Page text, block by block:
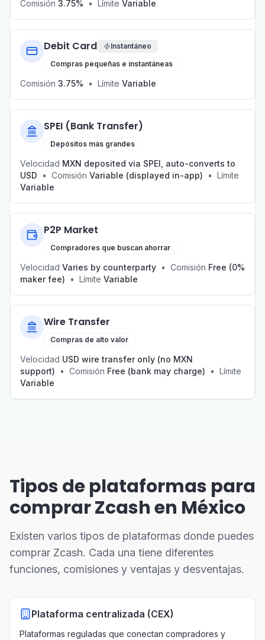
Comisión 3.75% • Límite Variable
Debit Card
Instantáneo
Compras pequeñas e instantáneas
Comisión 3.75% • Límite Variable
SPEI (Bank Transfer)
Depósitos más grandes
Velocidad MXN deposited via SPEI, auto-converts to
USD
• Comisión Variable (displayed in-app) • Límite
Variable
P2P Market
Compradores que buscan ahorrar
Velocidad Varies by counterparty • Comisión Free (0%
maker fee)
• Límite Variable
Wire Transfer
Compras de alto valor
Velocidad USD wire transfer only (no MXN
support)
• Comisión Free (bank may charge) • Límite
Variable
Tipos de plataformas para
comprar Zcash en México
Existen varios tipos de plataformas donde puedes
comprar Zcash. Cada una tiene diferentes
funciones, comisiones y ventajas y desventajas.
Plataforma centralizada (CEX)
Plataformas reguladas que conectan compradores y